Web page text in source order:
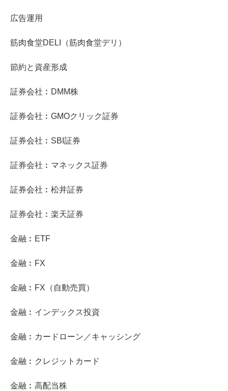
広告運用
筋肉食堂DELI（筋肉食堂デリ）
節約と資産形成
証券会社︰DMM株
証券会社︰GMOクリック証券
証券会社︰SBI証券
証券会社︰マネックス証券
証券会社︰松井証券
証券会社︰楽天証券
金融︰ETF
金融︰FX
金融︰FX（自動売買）
金融︰インデックス投資
金融︰カードローン／キャッシング
金融︰クレジットカード
金融︰高配当株